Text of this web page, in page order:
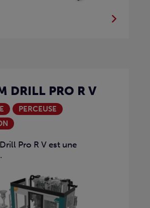
DRILL PRO R V
PERCEUSE
Pro R V est une